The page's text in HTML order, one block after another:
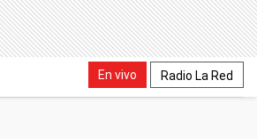
En vivo Radio La Red